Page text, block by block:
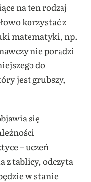
na ten rodzaj
korzystać z
matematyki, np.
nie poradzi
do
jest grubszy,
się
– uczeń
z tablicy, odczyta
w stanie